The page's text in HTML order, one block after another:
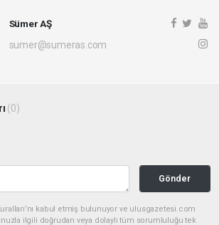
Sümer AŞ
sumer@sumeras.com
(0)
Gönder
kabul etmiş bulunuyor ve ulusgazetesi.com
ilgili doğrudan veya dolaylı tüm sorumluluğu tek